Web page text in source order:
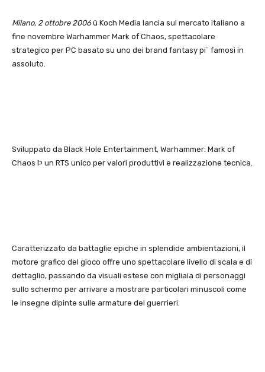
Milano, 2 ottobre 2006û Koch Media lancia sul mercato italiano a
fine novembre Warhammer Mark of Chaos, spettacolare
strategico per PC basato su uno dei brand fantasy pi¨ famosi in
assoluto.
Sviluppato da Black Hole Entertainment, Warhammer: Mark of
Chaos Þ un RTS unico per valori produttivi e realizzazione tecnica.
Caratterizzato da battaglie epiche in splendide ambientazioni, il
motore grafico del gioco offre uno spettacolare livello di scala e di
dettaglio, passando da visuali estese con migliaia di personaggi
sullo schermo per arrivare a mostrare particolari minuscoli come
le insegne dipinte sulle armature dei guerrieri.